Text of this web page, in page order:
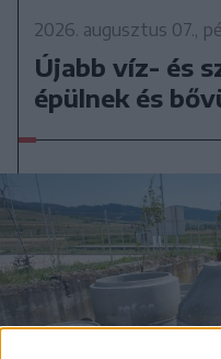
2026. augusztus 07.,
Újabb víz- és
épülnek és